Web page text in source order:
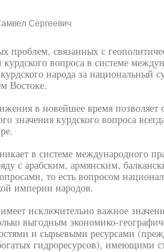
Сергеевич
проблем, связанных с
вопроса в системе
народа за национальный
Востоке.
в новейшее время позволяет
значения курдского вопроса
в системе международного
с арабским, армянским,
то есть вопросом
империи народов.
исключительно важное
выгодным экономико-
и сырьевыми ресурсами
гидроресурсов), имеющими